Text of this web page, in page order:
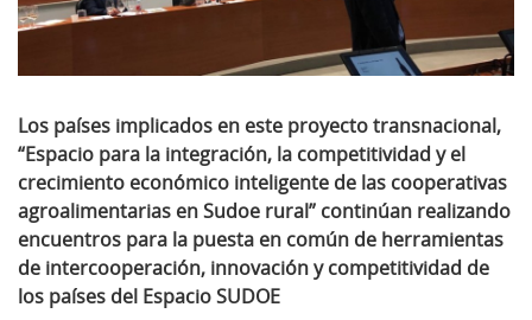
Los países implicados en este proyecto transnacional,
“Espacio para la integración, la competitividad y el
crecimiento económico inteligente de las cooperativas
agroalimentarias en Sudoe rural” continúan realizando
encuentros para la puesta en común de herramientas
de intercooperación, innovación y competitividad de
los países del Espacio SUDOE